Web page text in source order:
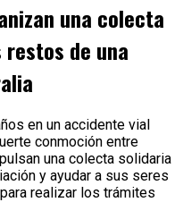
una colecta
de una
en un accidente vial
conmoción entre
una colecta solidaria
y ayudar a sus seres
realizar los trámites